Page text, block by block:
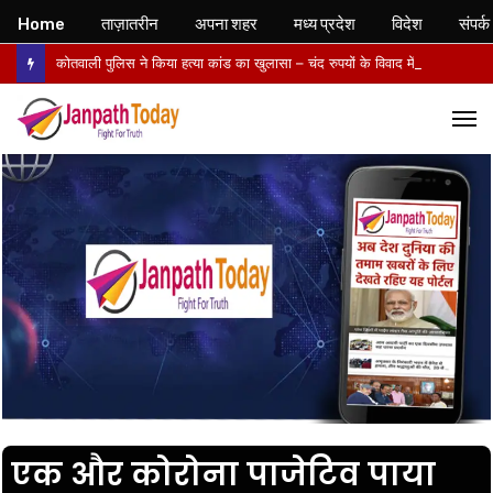
एक और कोरोना पाजेटिव पाया
Home ताज़ातरीन अपना शहर मध्य प्रदेश विदेश संपर्क